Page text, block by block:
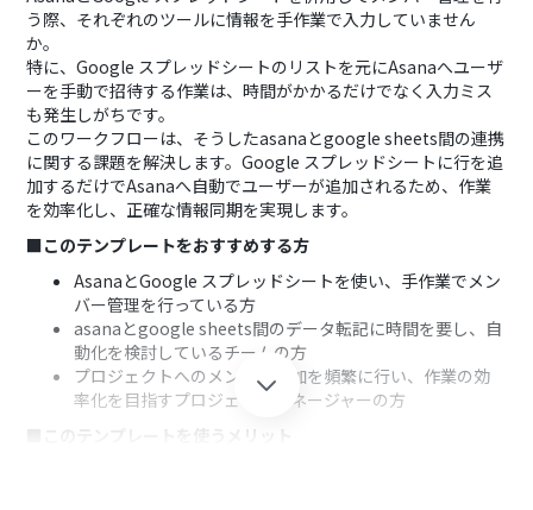
う際、それぞれのツールに情報を手作業で入力していません
か。
特に、Google スプレッドシートのリストを元にAsanaへユーザ
ーを手動で招待する作業は、時間がかかるだけでなく入力ミス
も発生しがちです。
このワークフローは、そうしたasanaとgoogle sheets間の連携
に関する課題を解決します。Google スプレッドシートに行を追
加するだけでAsanaへ自動でユーザーが追加されるため、作業
を効率化し、正確な情報同期を実現します。
■このテンプレートをおすすめする方
AsanaとGoogle スプレッドシートを使い、手作業でメン
バー管理を行っている方
asanaとgoogle sheets間のデータ転記に時間を要し、自
動化を検討しているチームの方
プロジェクトへのメンバー追加を頻繁に行い、作業の効
率化を目指すプロジェクトマネージャーの方
■このテンプレートを使うメリット